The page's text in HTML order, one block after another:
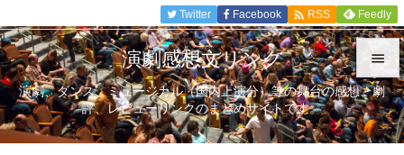


メニュ

Twitter Facebook  RSS Feedly
演劇感想文リンク
演劇、ダンス、ミュージカル（国内上演分）等の舞台の感想、劇
評、レビューリンクのまとめサイトです。